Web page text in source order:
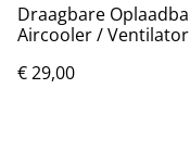
Draagbare
Aircooler /
€ 29,00